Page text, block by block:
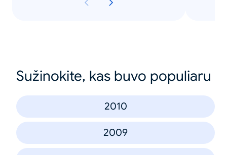
Sužinokite, kas buvo populiaru
2010
2009